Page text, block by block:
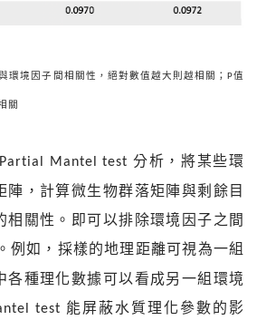
環境因子間相關性，絕對數值越大則 越相關； P值
關
Partial Mantel test分析，將某些環
陣，計算微生物群落矩陣與剩餘目
相關性。即可以排除環境因子之間
。例如，採樣的地理距離可視為一組
各種理化數據可以看成另一組環境
test 能屏蔽水質理化參數的影